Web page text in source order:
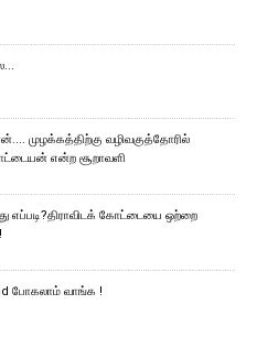
முழக்கத்திற்கு வழிவகுத்தோரில்
என்ற சூறாவளி
எப்படி?திராவிடக் கோட்டையை ஒற்றை
போகலாம் வாங்க !